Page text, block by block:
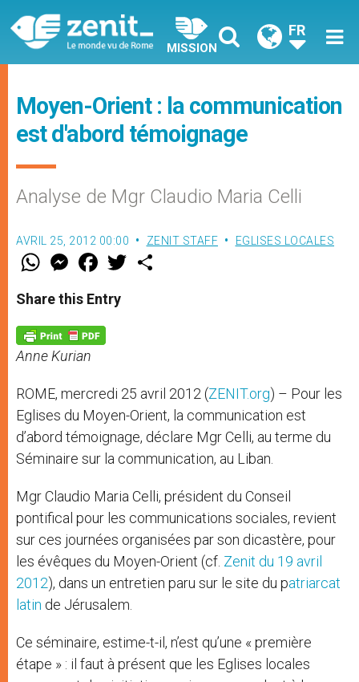
MISSION
FR
Moyen-Orient : la communication
est d'abord témoignage
Analyse de Mgr Claudio Maria Celli
AVRIL 25, 2012 00:00 ZENIT STAFF EGLISES LOCALES
W
t
s
p
p
M
e
s
e
g
e
r
F
a
e
b
o
k
w
Share this Entry
Anne Kurian
ROME, mercredi 25 avril 2012 (ZENIT.org) – Pour les
Eglises du Moyen-Orient, la communication est
d’abord témoignage, déclare Mgr Celli, au terme du
Séminaire sur la communication, au Liban.
Mgr Claudio Maria Celli, président du Conseil
pontifical pour les communications sociales, revient
sur ces journées organisées par son dicastère, pour
les évêques du Moyen-Orient (cf. Zenit du 19 avril
2012), dans un entretien paru sur le site du patriarcat
latin de Jérusalem.
Ce séminaire, estime-t-il, n’est qu’une « première
étape » : il faut à présent que les Eglises locales